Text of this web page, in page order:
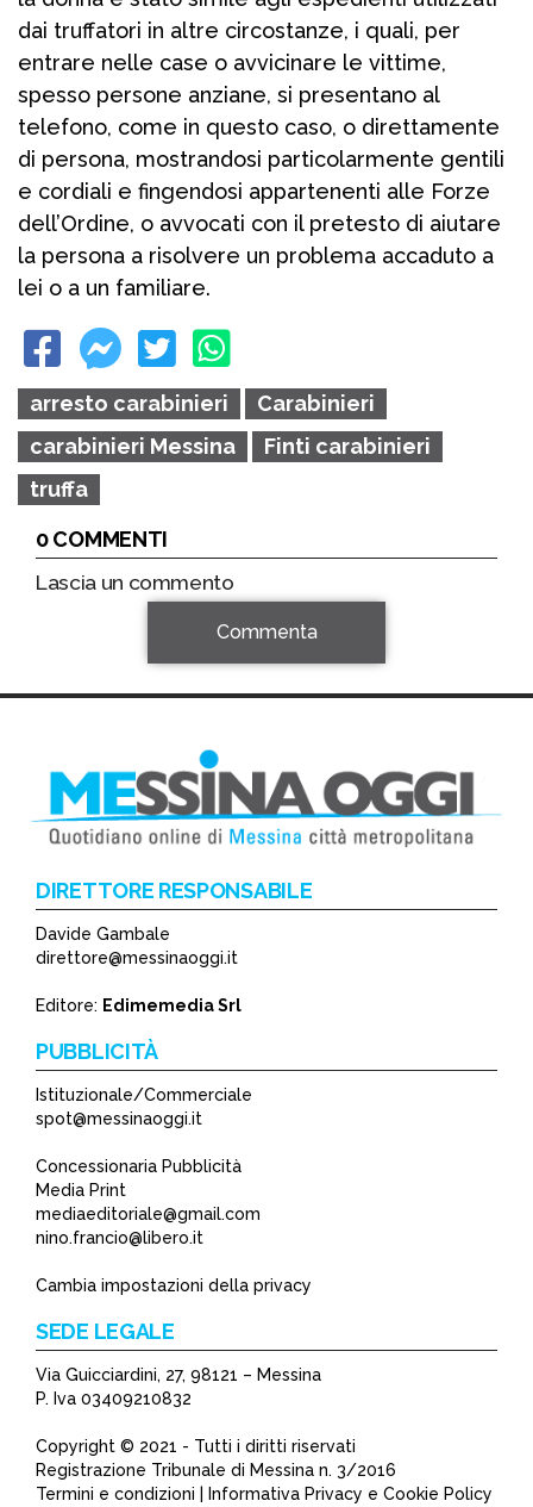
dai truffatori in altre circostanze, i quali, per
entrare nelle case o avvicinare le vittime,
spesso persone anziane, si presentano al
telefono, come in questo caso, o direttamente
di persona, mostrandosi particolarmente gentili
e cordiali e fingendosi appartenenti alle Forze
dell’Ordine, o avvocati con il pretesto di aiutare
la persona a risolvere un problema accaduto a
lei o a un familiare.
arresto carabinieri
Carabinieri
carabinieri Messina
Finti carabinieri
truffa
0 COMMENTI
Lascia un commento
*
Commenta
DIRETTORE RESPONSABILE
Davide Gambale
direttore@messinaoggi.it
Editore: Edimemedia Srl
PUBBLICITÀ
Istituzionale/Commerciale
spot@messinaoggi.it
Concessionaria Pubblicità
Media Print
mediaeditoriale@gmail.com
nino.francio@libero.it
Cambia impostazioni della privacy
SEDE LEGALE
Via Guicciardini, 27, 98121 – Messina
P. Iva 03409210832
Copyright © 2021 - Tutti i diritti riservati
Registrazione Tribunale di Messina n. 3/2016
Termini e condizioni | Informativa Privacy e Cookie Policy